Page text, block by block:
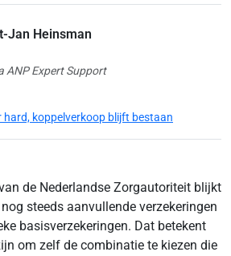
Jan Heinsman
ANP Expert Support
koppelverkoop blijft bestaan
de Nederlandse Zorgautoriteit blijkt
steeds aanvullende verzekeringen
basisverzekeringen. Dat betekent
om zelf de combinatie te kiezen die